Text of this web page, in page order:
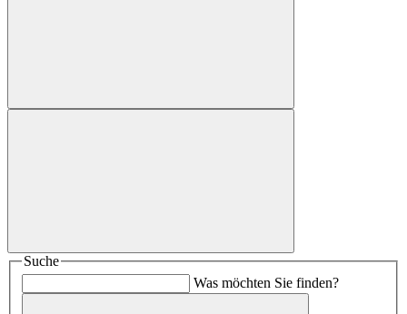
Suche
Was möchten Sie finden?